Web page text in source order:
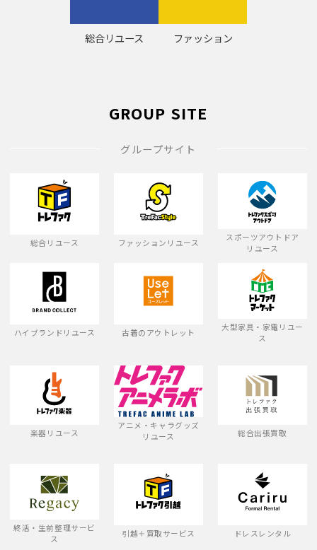
総合リユース ファッション
GROUP SITE
グループサイト
総合リユース ファッションリユース
スポーツアウトドア
リユース
ハイブランドリユース 古着のアウトレット
大型家具・家電リユー
ス
楽器リユース
アニメ・キャラグッズ
リユース
総合出張買取
終活・生前整理サービ
ス
引越＋買取サービス ドレスレンタル